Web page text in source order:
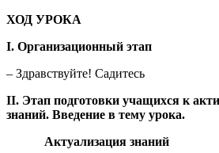
ХОД УРОКА
I. Организационный этап
– Здравствуйте! Садитесь
II. Этап подготовки учащихся к
знаний. Введение в тему урока.
Актуализация знаний